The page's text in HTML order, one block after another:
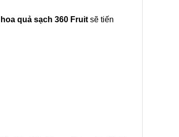
quả sạch 360 Fruit sẽ tiến